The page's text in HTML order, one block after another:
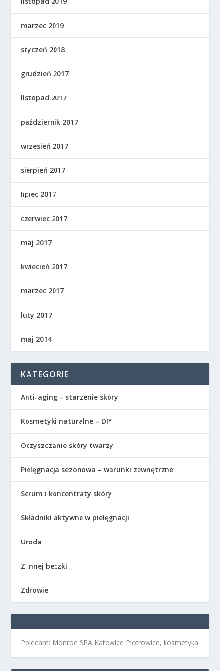
marzec 2019
styczeń 2018
grudzień 2017
listopad 2017
październik 2017
wrzesień 2017
sierpień 2017
lipiec 2017
czerwiec 2017
maj 2017
kwiecień 2017
marzec 2017
luty 2017
maj 2014
KATEGORIE
Anti-aging – starzenie skóry
Kosmetyki naturalne – DIY
Oczyszczanie skóry twarzy
Pielęgnacja sezonowa – warunki zewnętrzne
Serum i koncentraty skóry
Składniki aktywne w pielęgnacji
Uroda
Z innej beczki
Zdrowie
Polecam: Monroe SPA Katowice Piotrowice, kosmetyka